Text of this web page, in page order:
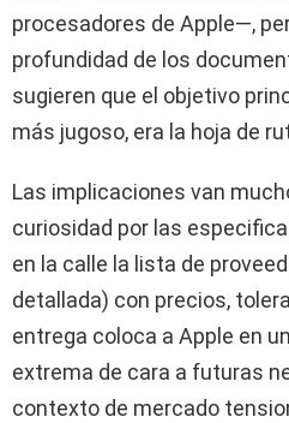
procesadores de Apple—,
profundidad de los
sugieren que el objetivo
más jugoso, era la hoja de
Las implicaciones van
curiosidad por las
en la calle la lista de
detallada) con precios,
entrega coloca a Apple en
extrema de cara a futuras
contexto de mercado